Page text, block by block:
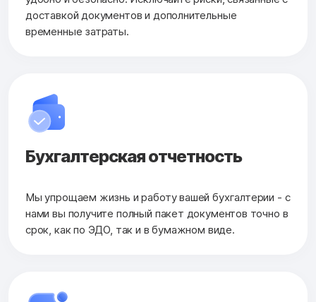
доставкой документов и дополнительные
временные затраты.
Бухгалтерскаяотчетность
Мы упрощаем жизнь и работу вашей бухгалтерии - с
нами вы получите полный пакет документов точно в
срок, как по ЭДО, так и в бумажном виде.